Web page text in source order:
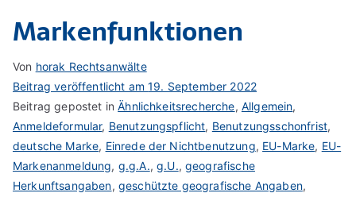
Markenfunktionen
Von horak Rechtsanwälte
Beitrag veröffentlicht am19. September 2022
Beitrag gepostet inÄhnlichkeitsrecherche, Allgemein,
Anmeldeformular, Benutzungspflicht, Benutzungsschonfrist,
deutsche Marke, Einrede der Nichtbenutzung, EU-Marke, EU-
Markenanmeldung, g.g.A.,g.U., geografische
Herkunftsangaben, geschützte geografische Angaben,